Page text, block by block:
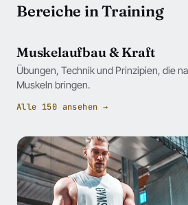
Bereiche in Training
Muskelaufbau & Kraft
Übungen, Technik und Prinzipien, die
Muskeln bringen.
Alle 150 ansehen →